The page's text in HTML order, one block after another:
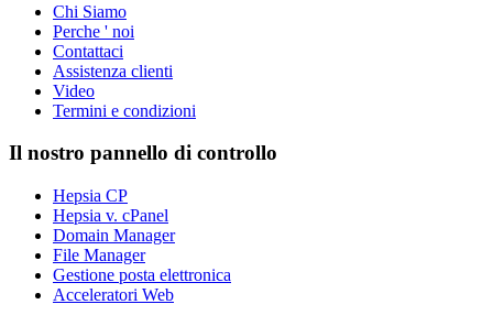
Chi Siamo
Perche ' noi
Contattaci
Assistenza clienti
Video
Termini e condizioni
Il nostro pannello di controllo
Hepsia CP
Hepsia v. cPanel
Domain Manager
File Manager
Gestione posta elettronica
Acceleratori Web